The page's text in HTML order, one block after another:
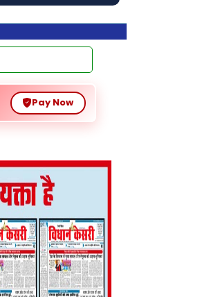
Pay Now